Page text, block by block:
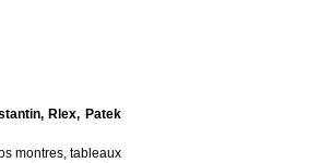
Rlex, Patek
montres, tableaux